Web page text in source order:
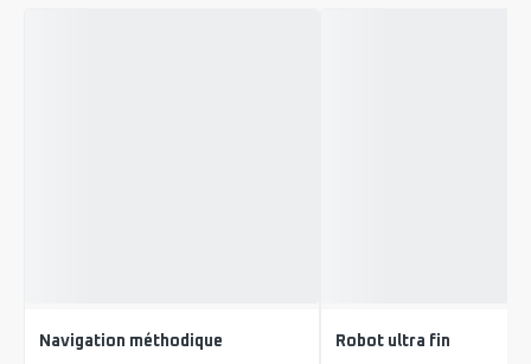
Navigation méthodique Robot ultra fin